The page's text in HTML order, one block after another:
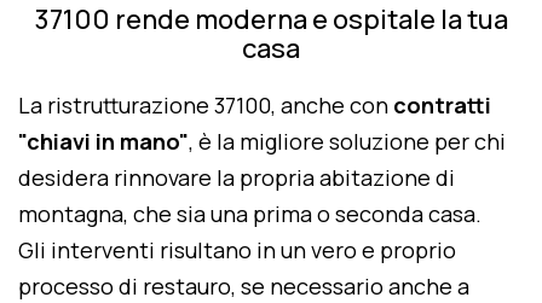
37100 rende moderna e ospitale la tua
casa
La ristrutturazione 37100, anche con contratti
"chiavi in mano", è la migliore soluzione per chi
desidera rinnovare la propria abitazione di
montagna, che sia una prima o seconda casa.
Gli interventi risultano in un vero e proprio
processo di restauro, se necessario anche a